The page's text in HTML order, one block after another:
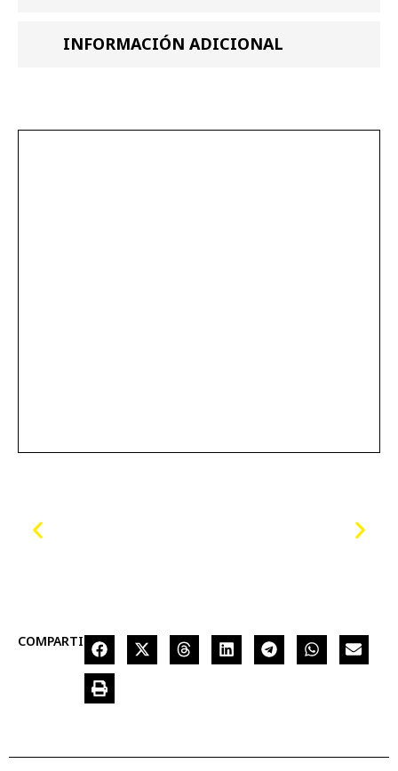
INFORMACIÓN ADICIONAL
COMPARTIR